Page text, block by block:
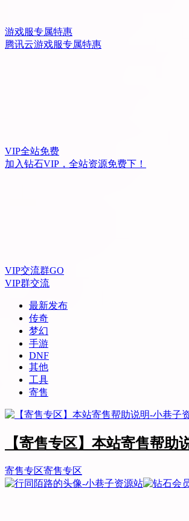
游戏服专属特惠
腾讯云游戏服专属特惠
VIP全站免费
加入钻石VIP，全站资源免费下！
VIP交流群GO
VIP群交流
最新发布
传奇
梦幻
手游
DNF
其他
工具
寄售
【寄售专区】本站寄售帮助
寄售专区寄售专区